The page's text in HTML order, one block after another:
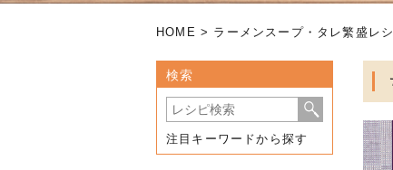
HOME > ラーメンスープ・タレ繁盛レ
検索
注目キーワードから探す